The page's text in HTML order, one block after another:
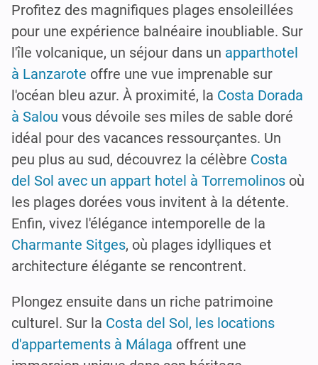
Profitez des magnifiques plages ensoleillées
pour une expérience balnéaire inoubliable. Sur
l'île volcanique, un séjour dans un apparthotel
à Lanzarote offre une vue imprenable sur
l'océan bleu azur. À proximité, la Costa Dorada
à Salou vous dévoile ses miles de sable doré
idéal pour des vacances ressourçantes. Un
peu plus au sud, découvrez la célèbre Costa
del Sol avec un appart hotel à Torremolinos où
les plages dorées vous invitent à la détente.
Enfin, vivez l'élégance intemporelle de la
Charmante Sitges, où plages idylliques et
architecture élégante se rencontrent.
Plongez ensuite dans un riche patrimoine
culturel. Sur la Costa del Sol, les locations
d'appartements à Málaga offrent une